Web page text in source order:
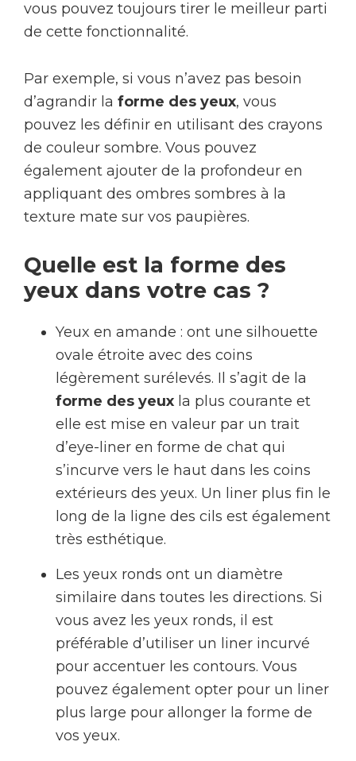
vous pouvez toujours tirer le meilleur parti
de cette fonctionnalité.
Par exemple, si vous n’avez pas besoin
d’agrandir la forme des yeux, vous
pouvez les définir en utilisant des crayons
de couleur sombre. Vous pouvez
également ajouter de la profondeur en
appliquant des ombres sombres à la
texture mate sur vos paupières.
Quelle est la forme des
yeux dans votre cas ?
Yeux en amande : ont une silhouette
ovale étroite avec des coins
légèrement surélevés. Il s’agit de la
forme des yeux la plus courante et
elle est mise en valeur par un trait
d’eye-liner en forme de chat qui
s’incurve vers le haut dans les coins
extérieurs des yeux. Un liner plus fin le
long de la ligne des cils est également
très esthétique.
Les yeux ronds ont un diamètre
similaire dans toutes les directions. Si
vous avez les yeux ronds, il est
préférable d’utiliser un liner incurvé
pour accentuer les contours. Vous
pouvez également opter pour un liner
plus large pour allonger la forme de
vos yeux.